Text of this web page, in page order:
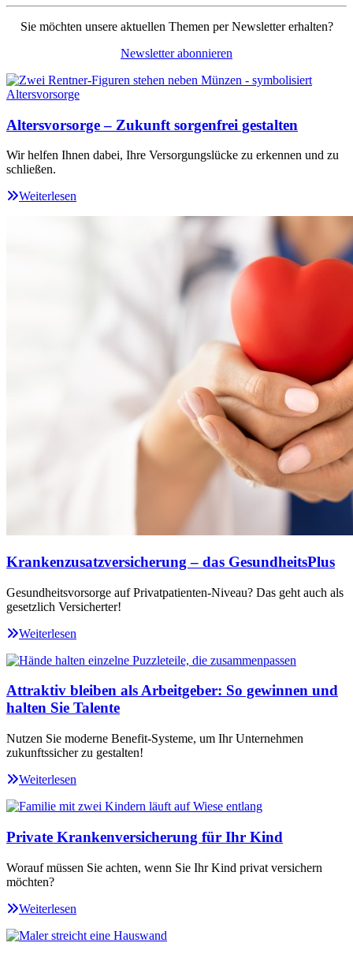
Sie möchten unsere aktuellen Themen per Newsletter erhalten?
Newsletter abonnieren
Altersvorsorge – Zukunft sorgenfrei gestalten
Wir helfen Ihnen dabei, Ihre Versorgungslücke zu erkennen und zu
schließen.
Weiterlesen
Krankenzusatzversicherung – das GesundheitsPlus
Gesundheitsvorsorge auf Privatpatienten-Niveau? Das geht auch als
gesetzlich Versicherter!
Weiterlesen
Attraktiv bleiben als Arbeitgeber: So gewinnen und
halten Sie Talente
Nutzen Sie moderne Benefit-Systeme, um Ihr Unternehmen
zukunftssicher zu gestalten!
Weiterlesen
Private Krankenversicherung für Ihr Kind
Worauf müssen Sie achten, wenn Sie Ihr Kind privat versichern
möchten?
Weiterlesen